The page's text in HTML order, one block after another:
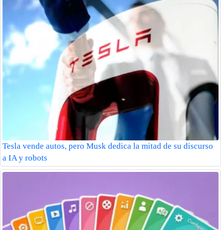
Tesla vende autos, pero Musk dedica la mitad de su discurso
a IA y robots